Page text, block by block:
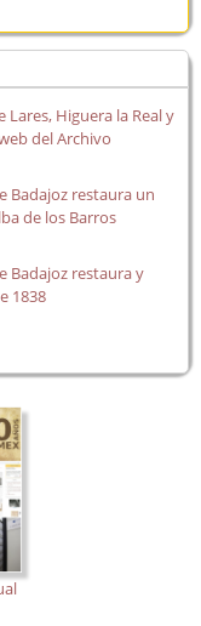
Lares, Higuera la Real y
del Archivo
Badajoz restaura un
de los Barros
Badajoz restaura y
1838